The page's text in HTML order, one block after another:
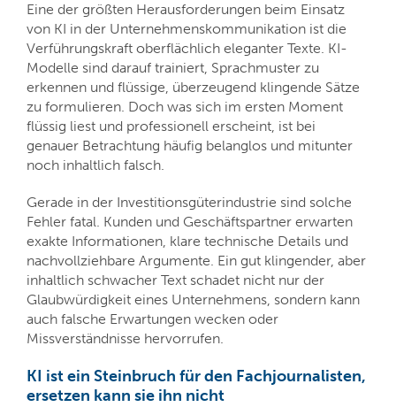
Eine der größten Herausforderungen beim Einsatz
von KI in der Unternehmenskommunikation ist die
Verführungskraft oberflächlich eleganter Texte. KI-
Modelle sind darauf trainiert, Sprachmuster zu
erkennen und flüssige, überzeugend klingende Sätze
zu formulieren. Doch was sich im ersten Moment
flüssig liest und professionell erscheint, ist bei
genauer Betrachtung häufig belanglos und mitunter
noch inhaltlich falsch.
Gerade in der Investitionsgüterindustrie sind solche
Fehler fatal. Kunden und Geschäftspartner erwarten
exakte Informationen, klare technische Details und
nachvollziehbare Argumente. Ein gut klingender, aber
inhaltlich schwacher Text schadet nicht nur der
Glaubwürdigkeit eines Unternehmens, sondern kann
auch falsche Erwartungen wecken oder
Missverständnisse hervorrufen.
KI ist ein Steinbruch für den Fachjournalisten,
ersetzen kann sie ihn nicht